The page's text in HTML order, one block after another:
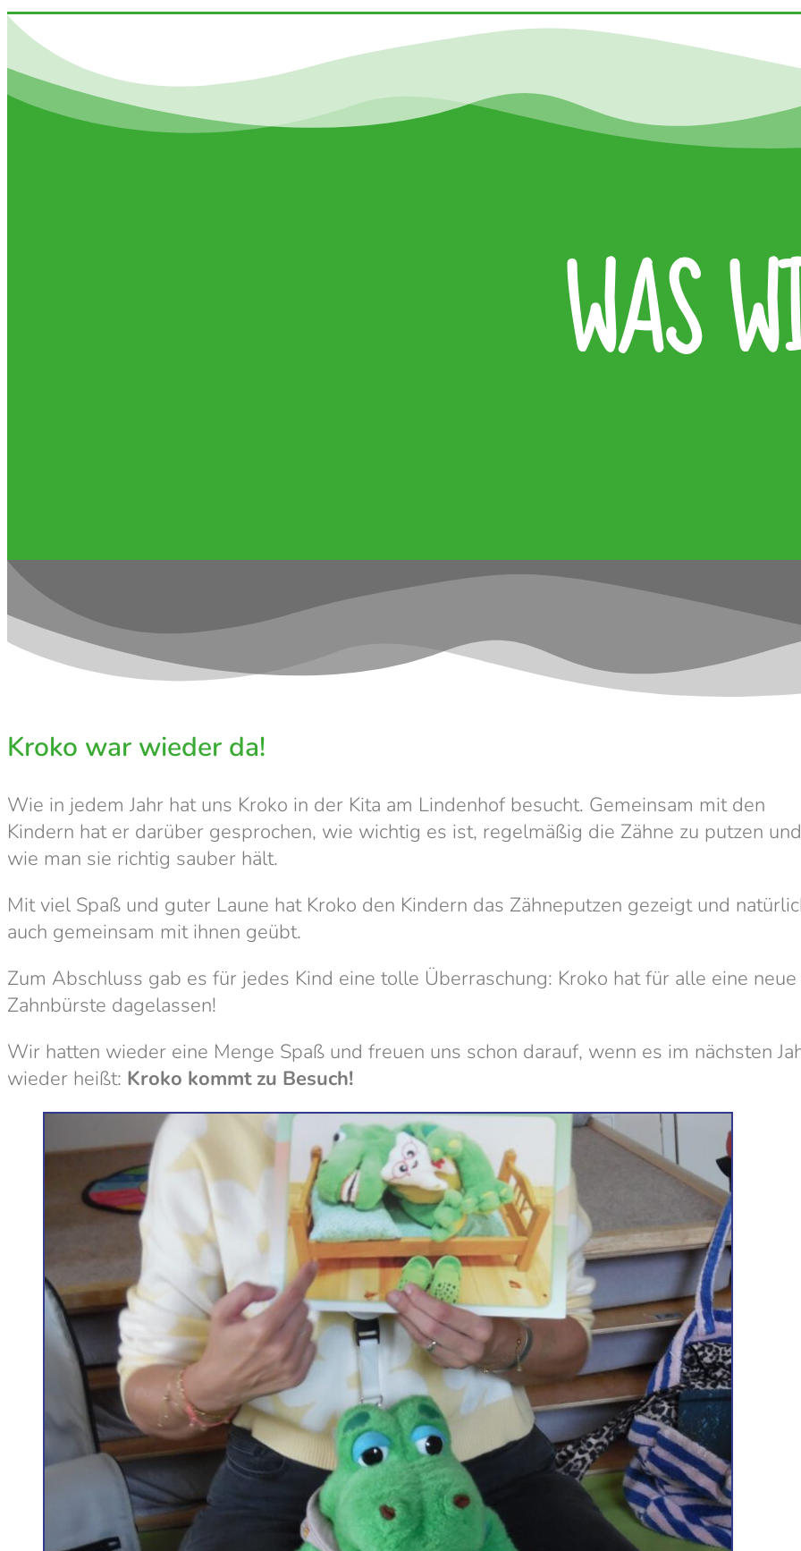
WAS
Kroko war wieder da!
Wie in jedem Jahr hat uns Kroko in der Kita am Lindenhof besucht. Gemeinsam mit den
Kindern hat er darüber gesprochen, wie wichtig es ist, regelmäßig die Zähne zu putzen und
wie man sie richtig sauber hält.
Mit viel Spaß und guter Laune hat Kroko den Kindern das Zähneputzen gezeigt und
auch gemeinsam mit ihnen geübt.
Zum Abschluss gab es für jedes Kind eine tolle Überraschung: Kroko hat für alle eine neue
Zahnbürste dagelassen!
Wir hatten wieder eine Menge Spaß und freuen uns schon darauf, wenn es im nächsten
wieder heißt: Kroko kommt zu Besuch!